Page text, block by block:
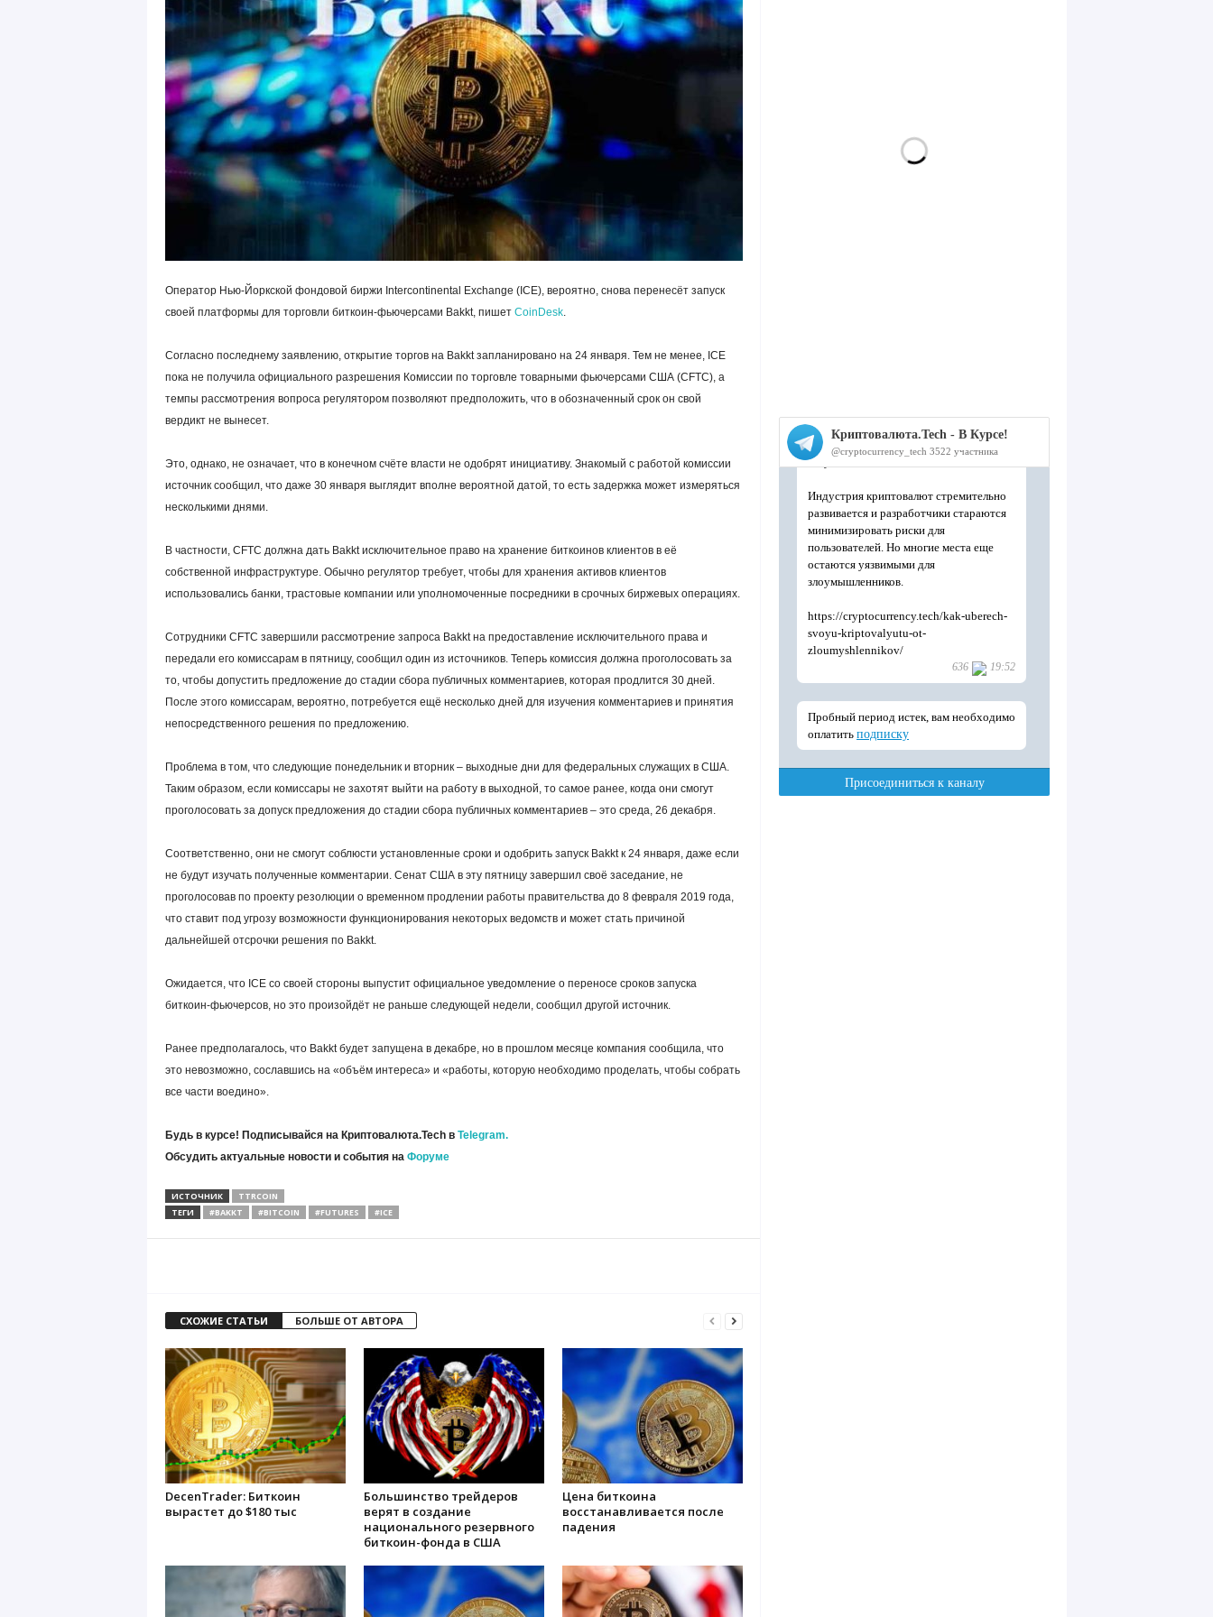
Оператор Нью-Йоркской фондовой биржи Intercontinental Exchange (ICE), вероятно, снова перенесёт запуск
своей платформы для торговли биткоин-фьючерсами Bakkt, пишет CoinDesk.
Согласно последнему заявлению, открытие торгов на Bakkt запланировано на 24 января. Тем не менее, ICE
пока не получила официального разрешения Комиссии по торговле товарными фьючерсами США (CFTC), а
темпы рассмотрения вопроса регулятором позволяют предположить, что в обозначенный срок он свой
вердикт не вынесет.
Это, однако, не означает, что в конечном счёте власти не одобрят инициативу. Знакомый с работой комиссии
источник сообщил, что даже 30 января выглядит вполне вероятной датой, то есть задержка может измеряться
несколькими днями.
В частности, CFTC должна дать Bakkt исключительное право на хранение биткоинов клиентов в её
собственной инфраструктуре. Обычно регулятор требует, чтобы для хранения активов клиентов
использовались банки, трастовые компании или уполномоченные посредники в срочных биржевых операциях.
Сотрудники CFTC завершили рассмотрение запроса Bakkt на предоставление исключительного права и
передали его комиссарам в пятницу, сообщил один из источников. Теперь комиссия должна проголосовать за
то, чтобы допустить предложение до стадии сбора публичных комментариев, которая продлится 30 дней.
После этого комиссарам, вероятно, потребуется ещё несколько дней для изучения комментариев и принятия
непосредственного решения по предложению.
Проблема в том, что следующие понедельник и вторник – выходные дни для федеральных служащих в США.
Таким образом, если комиссары не захотят выйти на работу в выходной, то самое ранее, когда они смогут
проголосовать за допуск предложения до стадии сбора публичных комментариев – это среда, 26 декабря.
Соответственно, они не смогут соблюсти установленные сроки и одобрить запуск Bakkt к 24 января, даже если
не будут изучать полученные комментарии. Сенат США в эту пятницу завершил своё заседание, не
проголосовав по проекту резолюции о временном продлении работы правительства до 8 февраля 2019 года,
что ставит под угрозу возможности функционирования некоторых ведомств и может стать причиной
дальнейшей отсрочки решения по Bakkt.
Ожидается, что ICE со своей стороны выпустит официальное уведомление о переносе сроков запуска
биткоин-фьючерсов, но это произойдёт не раньше следующей недели, сообщил другой источник.
Ранее предполагалось, что Bakkt будет запущена в декабре, но в прошлом месяце компания сообщила, что
это невозможно, сославшись на «объём интереса» и «работы, которую необходимо проделать, чтобы собрать
все части воедино».
Будь в курсе! Подписывайся на Криптовалюта.Tech в Telegram.
Обсудить актуальные новости и события на Форуме
ИСТОЧНИК
TTRCOIN
ТЕГИ
#BAKKT #BITCOIN #FUTURES #ICE
СХОЖИЕ СТАТЬИ БОЛЬШЕ ОТ АВТОРА
DecenTrader: Биткоин
вырастет до $180 тыс
Большинство трейдеров
верят в создание
национального резервного
биткоин-фонда в США
Цена биткоина
восстанавливается после
падения